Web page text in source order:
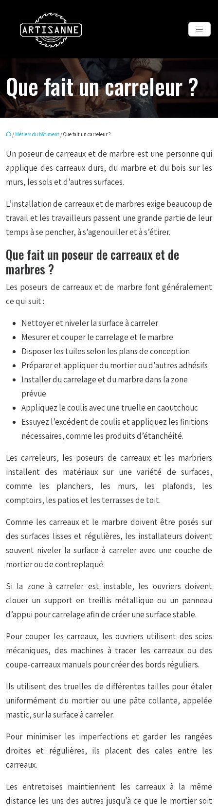
Que fait un carreleur ?
/ Métiers du bâtiment / Que fait un carreleur ?
Un poseur de carreaux et de marbre est une personne qui
applique des carreaux durs, du marbre et du bois sur les
murs, les sols et d’autres surfaces.
L’installation de carreaux et de marbres exige beaucoup de
travail et les travailleurs passent une grande partie de leur
temps à se pencher, à s’agenouiller et à s’étirer.
Que fait un poseur de carreaux et de
marbres ?
Les poseurs de carreaux et de marbre font généralement
ce qui suit :
Nettoyer et niveler la surface à carreler
Mesurer et couper le carrelage et le marbre
Disposer les tuiles selon les plans de conception
Préparer et appliquer du mortier ou d’autres adhésifs
Installer du carrelage et du marbre dans la zone
prévue
Appliquez le coulis avec une truelle en caoutchouc
Essuyez l’excédent de coulis et appliquez les finitions
nécessaires, comme les produits d’étanchéité.
Les carreleurs, les poseurs de carreaux et les marbriers
installent des matériaux sur une variété de surfaces,
comme les planchers, les murs, les plafonds, les
comptoirs, les patios et les terrasses de toit.
Comme les carreaux et le marbre doivent être posés sur
des surfaces lisses et régulières, les installateurs doivent
souvent niveler la surface à carreler avec une couche de
mortier ou de contreplaqué.
Si la zone à carreler est instable, les ouvriers doivent
clouer un support en treillis métallique ou un panneau
d’appui pour carrelage afin de créer une surface stable.
Pour couper les carreaux, les ouvriers utilisent des scies
mécaniques, des machines à tracer les carreaux ou des
coupe-carreaux manuels pour créer des bords réguliers.
Ils utilisent des truelles de différentes tailles pour étaler
uniformément du mortier ou une pâte collante, appelée
mastic, sur la surface à carreler.
Pour minimiser les imperfections et garder les rangées
droites et régulières, ils placent des cales entre les
carreaux.
Les entretoises maintiennent les carreaux à la même
distance les uns des autres jusqu’à ce que le mortier soit